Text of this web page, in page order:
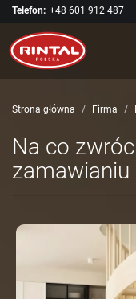
Telefon: +48 601 912 487
Strona główna Firma
Na co